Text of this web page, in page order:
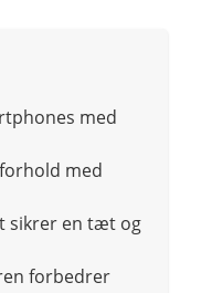
med
med
sikrer en tæt og
forbedrer